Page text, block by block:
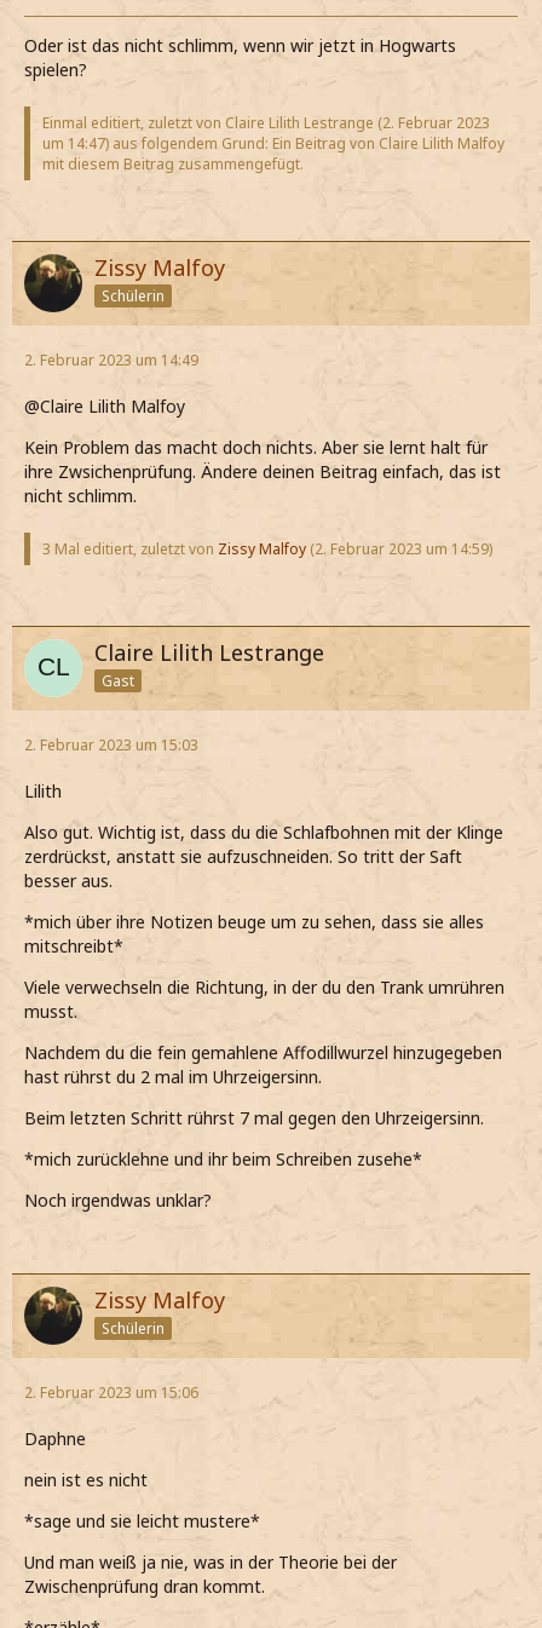
Oder ist das nicht schlimm, wenn wir jetzt in Hogwarts
spielen?
Einmal editiert, zuletzt von Claire Lilith Lestrange (2. Februar 2023
um 14:47) aus folgendem Grund: Ein Beitrag von Claire Lilith Malfoy
mit diesem Beitrag zusammengefügt.
Zissy Malfoy
Schülerin
2. Februar 2023 um 14:49
@Claire Lilith Malfoy
Kein Problem das macht doch nichts. Aber sie lernt halt für
ihre Zwsichenprüfung. Ändere deinen Beitrag einfach, das ist
nicht schlimm.
3 Mal editiert, zuletzt von Zissy Malfoy (2. Februar 2023 um 14:59)
Claire Lilith Lestrange
Gast
2. Februar 2023 um 15:03
Lilith
Also gut. Wichtig ist, dass du die Schlafbohnen mit der Klinge
zerdrückst, anstatt sie aufzuschneiden. So tritt der Saft
besser aus.
*mich über ihre Notizen beuge um zu sehen, dass sie alles
mitschreibt*
Viele verwechseln die Richtung, in der du den Trank umrühren
musst.
Nachdem du die fein gemahlene Affodillwurzel hinzugegeben
hast rührst du 2 mal im Uhrzeigersinn.
Beim letzten Schritt rührst 7 mal gegen den Uhrzeigersinn.
*mich zurücklehne und ihr beim Schreiben zusehe*
Noch irgendwas unklar?
Zissy Malfoy
Schülerin
2. Februar 2023 um 15:06
Daphne
nein ist es nicht
*sage und sie leicht mustere*
Und man weiß ja nie, was in der Theorie bei der
Zwischenprüfung dran kommt.